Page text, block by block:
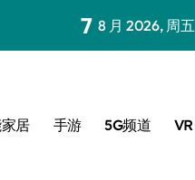
7 8 月 2026, 周五
居 手游 5G频道 VR